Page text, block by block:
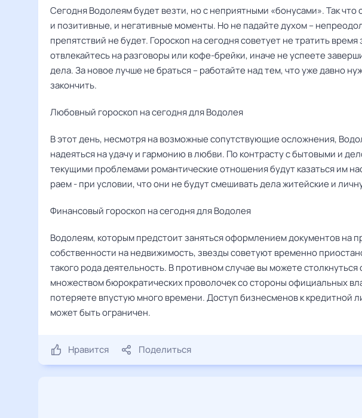
Сегодня Водолеям будет везти, но с неприятными «бонусами». Так
и позитивные, и негативные моменты. Но не падайте духом –
препятствий не будет. Гороскоп на сегодня советует не тратить время
отвлекайтесь на разговоры или кофе-брейки, иначе не успеете
дела. За новое лучше не браться – работайте над тем, что уже давно
закончить.
Любовный гороскоп на сегодня для Водолея
В этот день, несмотря на возможные сопутствующие осложнения,
надеяться на удачу и гармонию в любви. По контрасту с бытовыми и
текущими проблемами романтические отношения будут казаться им
раем - при условии, что они не будут смешивать дела житейские и
Финансовый гороскоп на сегодня для Водолея
Водолеям, которым предстоит заняться оформлением документов на
собственности на недвижимость, звезды советуют временно
такого рода деятельность. В противном случае вы можете столкнуться
множеством бюрократических проволочек со стороны официальных
потеряете впустую много времени. Доступ бизнесменов к кредитной
может быть ограничен.
Нравится Поделиться